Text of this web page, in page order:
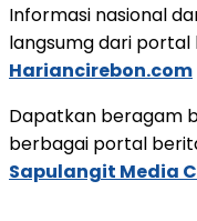
Informasi nasional
langsumg dari
Hariancirebon.com
Dapatkan beragam
berbagai portal
Sapulangit Media